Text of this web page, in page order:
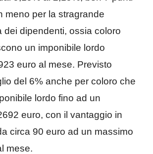
meno per la stragrande
dei dipendenti, ossia coloro
un imponibile lordo
euro al mese. Previsto
del 6% anche per coloro che
lordo fino ad un
euro, con il vantaggio in
circa 90 euro ad un massimo
mese.